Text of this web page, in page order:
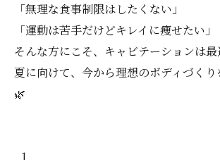
「無理な食事制限はしたくない」
「運動は苦手だけどキレイに痩せたい」
そんな方にこそ、キャビテーションは最
夏に向けて、今から理想のボディづくり
🌿